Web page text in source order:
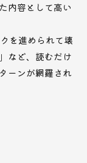
内容として高い
を進められて壊
など、読むだけ
ーンが網羅され